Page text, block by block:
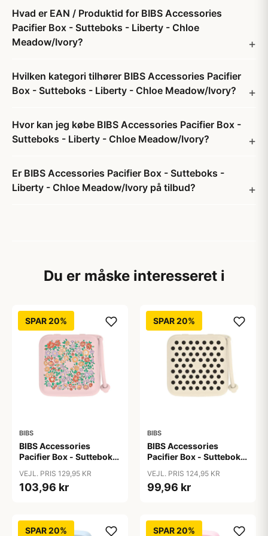
Hvad er EAN / Produktid for BIBS Accessories
Pacifier Box - Sutteboks - Liberty - Chloe
Meadow/Ivory?
Hvilken kategori tilhører BIBS Accessories Pacifier
Box - Sutteboks - Liberty - Chloe Meadow/Ivory?
Hvor kan jeg købe BIBS Accessories Pacifier Box -
Sutteboks - Liberty - Chloe Meadow/Ivory?
Er BIBS Accessories Pacifier Box - Sutteboks -
Liberty - Chloe Meadow/Ivory på tilbud?
Du er måske interesseret i
SPAR 20%
BIBS
BIBS Accessories
Pacifier Box - Sutteboks
Meadow/Blossom
VEJL. PRIS 129,95 KR
103,96 kr
SPAR 20%
BIBS
BIBS Accessories
Pacifier Box - Sutteboks
Ivory/Black
VEJL. PRIS 124,95 KR
99,96 kr
SPAR 20% SPAR 20%